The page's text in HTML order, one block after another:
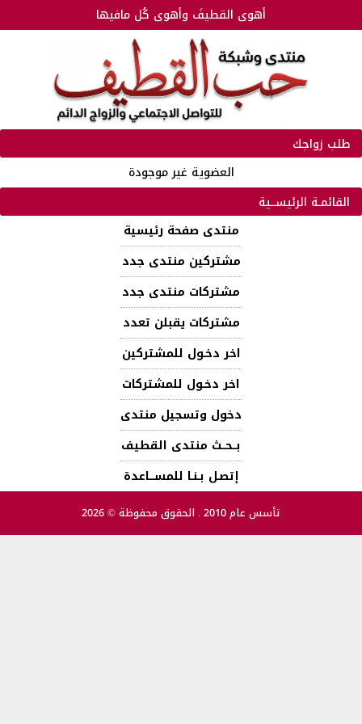
أهوى القطيفَ وأهوى كُل مافيها
طلب زواجك
العضوية غير موجودة
القائمـة الرئيســية
منتدى صفحة رئيسية
مشتركين منتدى جدد
مشتركات منتدى جدد
مشتركات يقبلن تعدد
اخر دخـول للمشتركين
اخر دخـول للمشتركات
دخول وتسجيل منتدى
بــحــث منتدى القطيف
إتصـل بـنـا للمســـاعدة
تأسس عام 2010 . الحقوق محفوظة © 2026